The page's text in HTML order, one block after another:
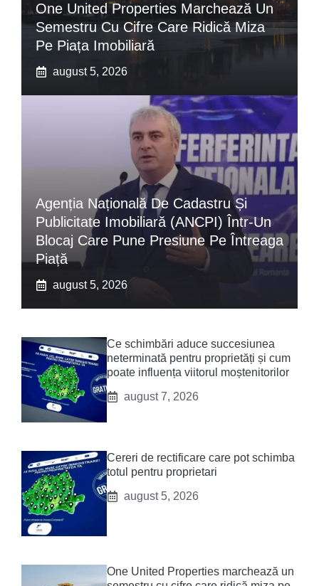
One United Properties Marchează Un
Semestru Cu Cifre Care Ridică Miza
Pe Piața Imobiliară
august 5, 2026
Agenția Națională De Cadastru Și
Publicitate Imobiliară (ANCPI) Într-Un
Blocaj Care Pune Presiune Pe Întreaga
Piață
august 5, 2026
Ce schimbări aduce succesiunea
neterminată pentru proprietăți și cum
poate influența viitorul moștenitorilor
august 7, 2026
Cereri de rectificare care pot schimba
totul pentru proprietari
august 5, 2026
One United Properties marchează un